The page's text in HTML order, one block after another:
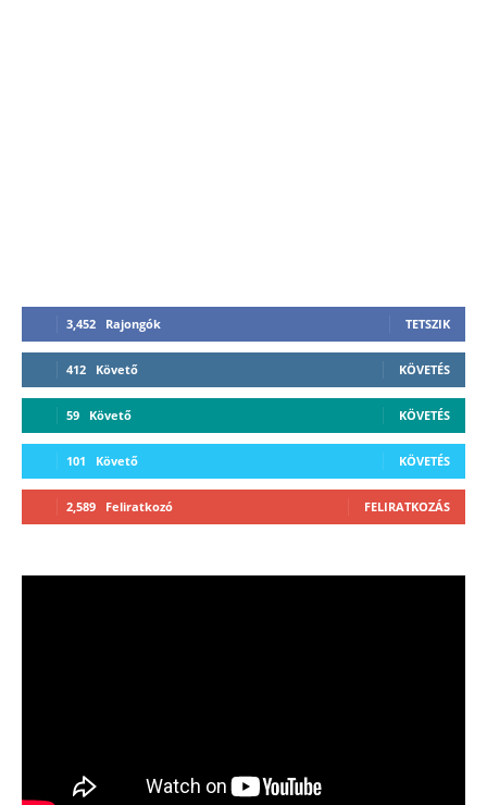
3,452 Rajongók TETSZIK
412 Követő KÖVETÉS
59 Követő KÖVETÉS
101 Követő KÖVETÉS
2,589 Feliratkozó FELIRATKOZÁS